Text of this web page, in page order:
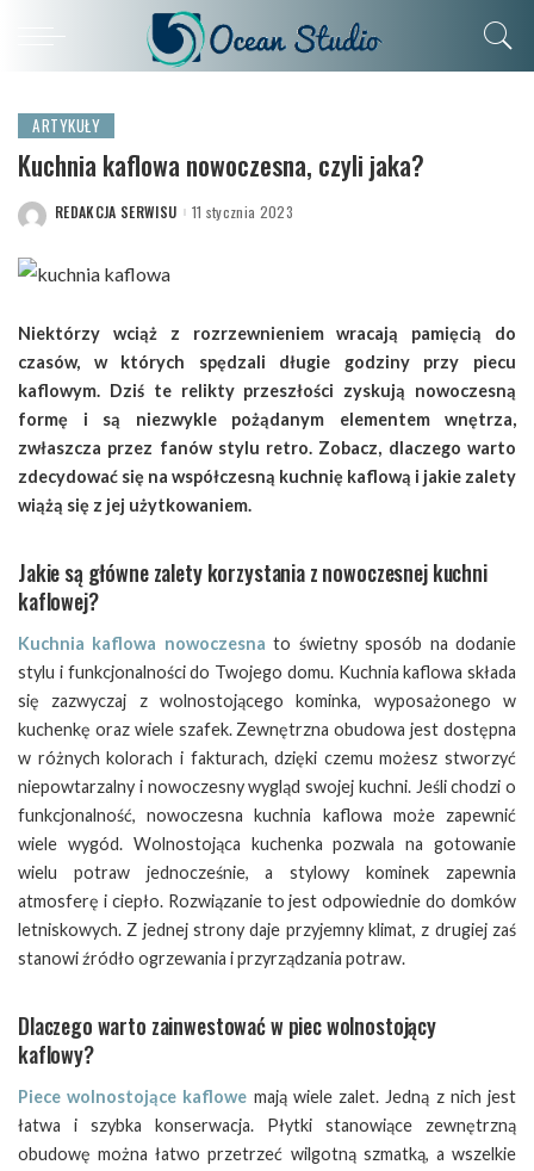
ARTYKUŁY
Kuchnia kaflowa nowoczesna, czyli jaka?
POSTED
REDAKCJA SERWISU 11 stycznia 2023
Niektórzy wciąż z rozrzewnieniem wracają pamięcią do
czasów, w których spędzali długie godziny przy piecu
kaflowym. Dziś te relikty przeszłości zyskują nowoczesną
formę i są niezwykle pożądanym elementem wnętrza,
zwłaszcza przez fanów stylu retro. Zobacz, dlaczego warto
zdecydować się na współczesną kuchnię kaflową i jakie zalety
wiążą się z jej użytkowaniem.
Jakie są główne zalety korzystania z nowoczesnej kuchni
kaflowej?
Kuchnia kaflowa nowoczesna to świetny sposób na dodanie
stylu i funkcjonalności do Twojego domu. Kuchnia kaflowa składa
się zazwyczaj z wolnostojącego kominka, wyposażonego w
kuchenkę oraz wiele szafek. Zewnętrzna obudowa jest dostępna
w różnych kolorach i fakturach, dzięki czemu możesz stworzyć
niepowtarzalny i nowoczesny wygląd swojej kuchni. Jeśli chodzi o
funkcjonalność, nowoczesna kuchnia kaflowa może zapewnić
wiele wygód. Wolnostojąca kuchenka pozwala na gotowanie
wielu potraw jednocześnie, a stylowy kominek zapewnia
atmosferę i ciepło. Rozwiązanie to jest odpowiednie do domków
letniskowych. Z jednej strony daje przyjemny klimat, z drugiej zaś
stanowi źródło ogrzewania i przyrządzania potraw.
Dlaczego warto zainwestować w piec wolnostojący
kaflowy?
Piece wolnostojące kaflowe mają wiele zalet. Jedną z nich jest
łatwa i szybka konserwacja. Płytki stanowiące zewnętrzną
obudowę można łatwo przetrzeć wilgotną szmatką, a wszelkie